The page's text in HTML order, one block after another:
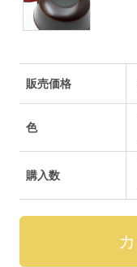
販売価格
色
購入数